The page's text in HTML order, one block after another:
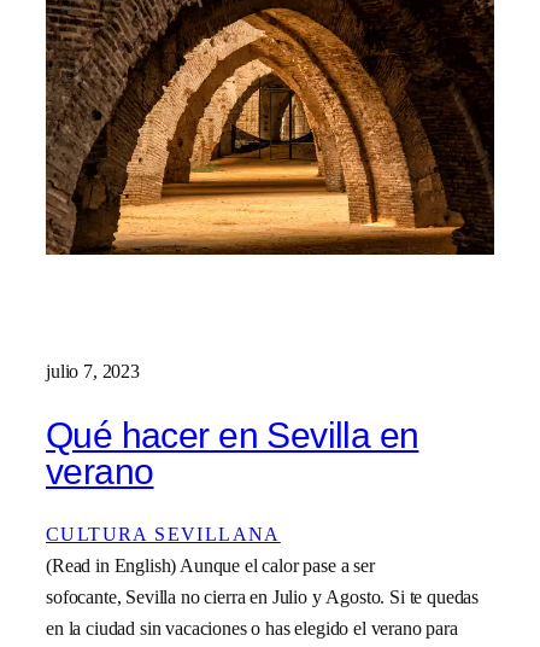
julio 7, 2023
Qué hacer en Sevilla en
verano
CULTURA SEVILLANA
(Read in English) Aunque el calor pase a ser
sofocante, Sevilla no cierra en Julio y Agosto. Si te quedas
en la ciudad sin vacaciones o has elegido el verano para